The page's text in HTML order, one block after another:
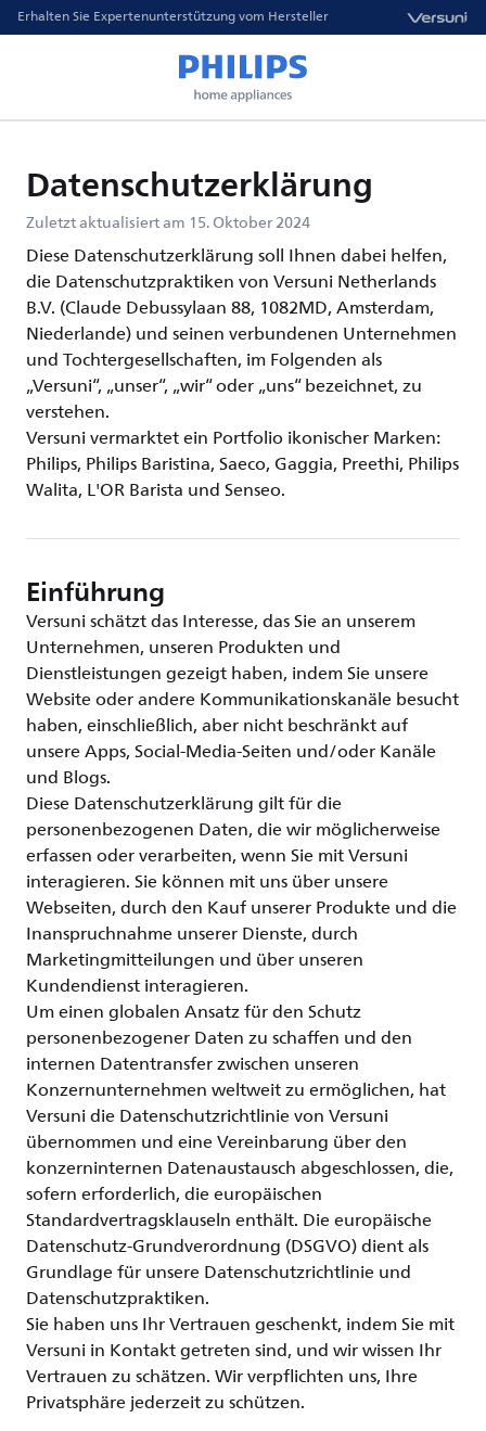
Erhalten Sie Expertenunterstützung vom Hersteller
Datenschutzerklärung
Zuletzt aktualisiert am 15. Oktober 2024
Diese Datenschutzerklärung soll Ihnen dabei helfen,
die Datenschutzpraktiken von Versuni Netherlands
B.V. (Claude Debussylaan 88, 1082MD, Amsterdam,
Niederlande) und seinen verbundenen Unternehmen
und Tochtergesellschaften, im Folgenden als
„Versuni“, „unser“, „wir“ oder „uns“ bezeichnet, zu
verstehen.
Versuni vermarktet ein Portfolio ikonischer Marken:
Philips, Philips Baristina, Saeco, Gaggia, Preethi, Philips
Walita, L'OR Barista und Senseo.
Einführung
Versuni schätzt das Interesse, das Sie an unserem
Unternehmen, unseren Produkten und
Dienstleistungen gezeigt haben, indem Sie unsere
Website oder andere Kommunikationskanäle besucht
haben, einschließlich, aber nicht beschränkt auf
unsere Apps, Social-Media-Seiten und/oder Kanäle
und Blogs.
Diese Datenschutzerklärung gilt für die
personenbezogenen Daten, die wir möglicherweise
erfassen oder verarbeiten, wenn Sie mit Versuni
interagieren. Sie können mit uns über unsere
Webseiten, durch den Kauf unserer Produkte und die
Inanspruchnahme unserer Dienste, durch
Marketingmitteilungen und über unseren
Kundendienst interagieren.
Um einen globalen Ansatz für den Schutz
personenbezogener Daten zu schaffen und den
internen Datentransfer zwischen unseren
Konzernunternehmen weltweit zu ermöglichen, hat
Versuni die Datenschutzrichtlinie von Versuni
übernommen und eine Vereinbarung über den
konzerninternen Datenaustausch abgeschlossen, die,
sofern erforderlich, die europäischen
Standardvertragsklauseln enthält. Die europäische
Datenschutz-Grundverordnung (DSGVO) dient als
Grundlage für unsere Datenschutzrichtlinie und
Datenschutzpraktiken.
Sie haben uns Ihr Vertrauen geschenkt, indem Sie mit
Versuni in Kontakt getreten sind, und wir wissen Ihr
Vertrauen zu schätzen. Wir verpflichten uns, Ihre
Privatsphäre jederzeit zu schützen.